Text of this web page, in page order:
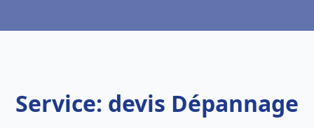
Service: devis Dépannage